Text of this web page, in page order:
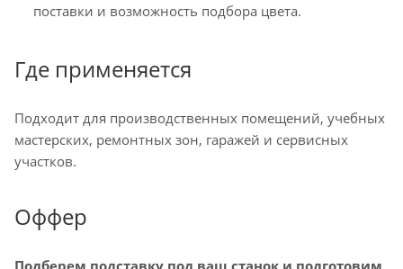
поставки и возможность подбора цвета.
Где применяется
Подходит для производственных помещений, учебных
мастерских, ремонтных зон, гаражей и сервисных
участков.
Оффер
Подберем подставку под ваш станок и подготовим